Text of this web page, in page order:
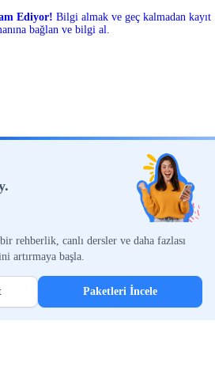
Ediyor! Bilgi almak ve geç kalmadan kayıt
bağlan ve bilgi al.
rehberlik, canlı dersler ve daha fazlası
artırmaya başla.
Paketleri İncele